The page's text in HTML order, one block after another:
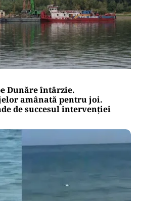
Dunăre întârzie.
amânată pentru joi.
de succesul intervenției